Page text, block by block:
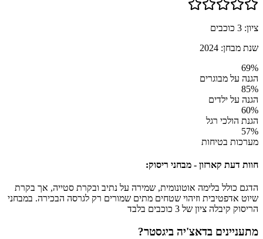
ציון: 3 כוכבים
שנת מבחן: 2024
69%
הגנה על מבוגרים
85%
הגנה על ילדים
60%
הגנת הולכי רגל
57%
מערכות בטיחות
חוות דעת קארזון - מבחני ריסוק:
הדגם כולל בלימה אוטונומית, שמירה על נתיב ובקרת סטייה, אך בקרת
שיוט אדפטיבית וזיהוי שטחים מתים שמורים רק לגרסה הבכירה. במבחני
הריסוק קיבלה ציון של 3 כוכבים בלבד
מתעניינים בדאצ'יה ביגסטר?